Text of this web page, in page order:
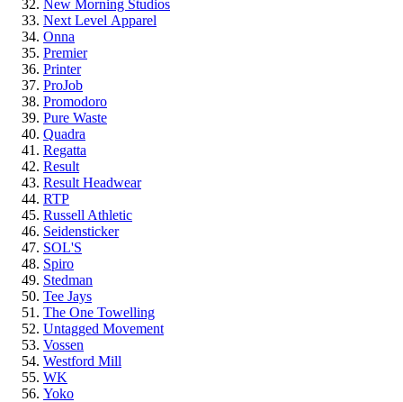
New Morning Studios
Next Level Apparel
Onna
Premier
Printer
ProJob
Promodoro
Pure Waste
Quadra
Regatta
Result
Result Headwear
RTP
Russell Athletic
Seidensticker
SOL'S
Spiro
Stedman
Tee Jays
The One Towelling
Untagged Movement
Vossen
Westford Mill
WK
Yoko